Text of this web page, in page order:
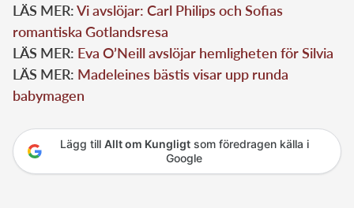
LÄS MER:Vi avslöjar: Carl Philips och Sofias
romantiska Gotlandsresa
LÄS MER: Eva O’Neill avslöjar hemligheten för Silvia
LÄS MER: Madeleines bästis visar upp runda
babymagen
Lägg till Allt om Kungligtsom föredragen källa i
Google